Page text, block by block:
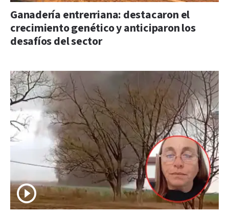
Ganadería entrerriana: destacaron el
crecimiento genético y anticiparon los
desafíos del sector